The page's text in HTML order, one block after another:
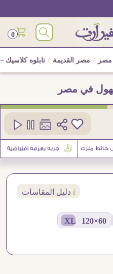
0
مصر / مصر القديمة / تابلوه كلاسيك
في مصر
í دليل المقاسات
60×120 XL